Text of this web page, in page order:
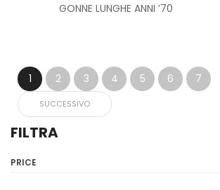
FILTRA
PRICE
GONNE LUNGHE ANNI ’70
1 2 3 4 5 6 7
SUCCESSIVO